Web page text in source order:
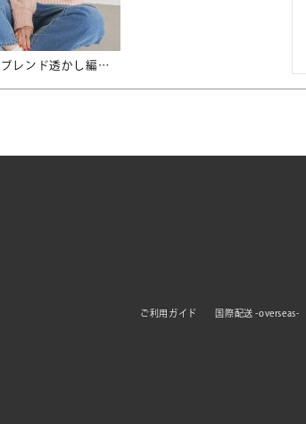
ウールブレンド透かし編みミックスニット
ご利用ガイド 国際配送 -overseas-